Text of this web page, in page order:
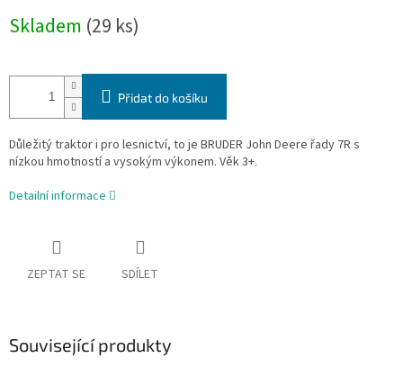
cena:
Skladem (29 ks)
Přidat do košíku
Důležitý traktor i pro lesnictví, to je BRUDER John Deere řady 7R s
nízkou hmotností a vysokým výkonem. Věk 3+.
Detailní informace
ZEPTAT SE SDÍLET
Související produkty